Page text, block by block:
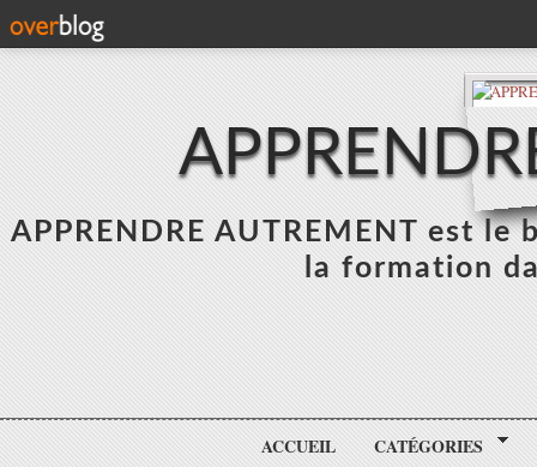
APPRENDRE AUTREMENT est
la formation
ACCUEIL CATÉGORIES